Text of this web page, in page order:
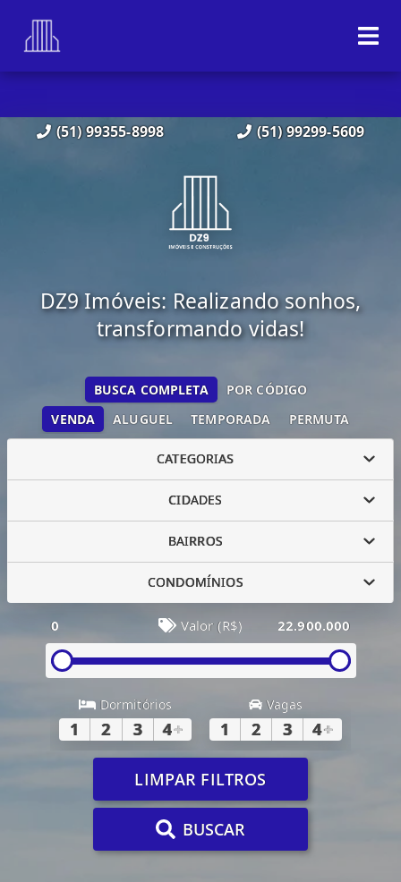
(51) 99355-8998 (51) 99299-5609
DZ9 Imóveis: Realizando sonhos,
transformando vidas!
VENDA ALUGUEL TEMPORADA PERMUTA
BUSCA COMPLETA POR CÓDIGO
CATEGORIAS
CIDADES
BAIRROS
CONDOMÍNIOS
0 Valor (R$) 22.900.000
Dormitórios
1 2 3 4+
Vagas
1 2 3 4+
LIMPAR FILTROS
BUSCAR